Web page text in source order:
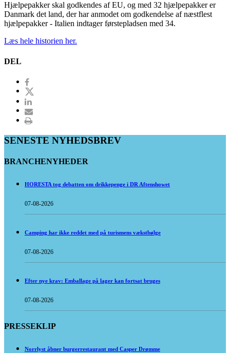
Hjælpepakker skal godkendes af EU, og med 32 hjælpepakker er
Danmark det land, der har anmodet om godkendelse af næstflest
hjælpepakker - Italien indtager førstepladsen med 34.
Læs hele historien her.
DEL
SENESTE NYHEDSBREV
BRANCHENYHEDER
HORESTA tog debatten om drikkepenge i DR Aftenshowet
07-08-2026
Camping har ikke reddet med på turismens vækstbølge
07-08-2026
Efter nye krav: Emballage på lager kan fortsat bruges
07-08-2026
PRESSEKLIP
Norrlyst åbner burgerrestaurant med Casper Drømme